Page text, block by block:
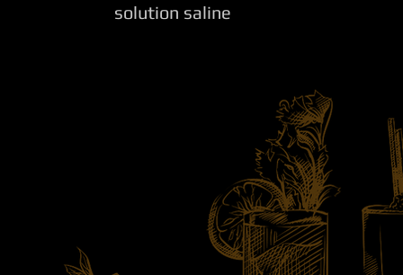
solution saline